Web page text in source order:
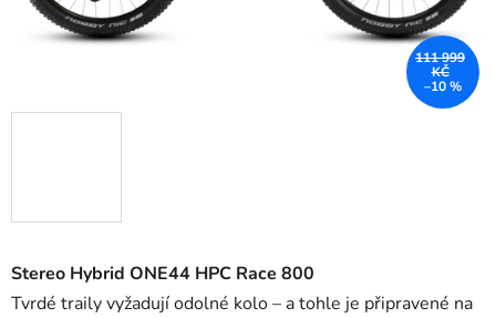
Stereo Hybrid ONE44 HPC Race 800
Tvrdé traily vyžadují odolné kolo – a tohle je připravené na
111 999
KČ
–10 %